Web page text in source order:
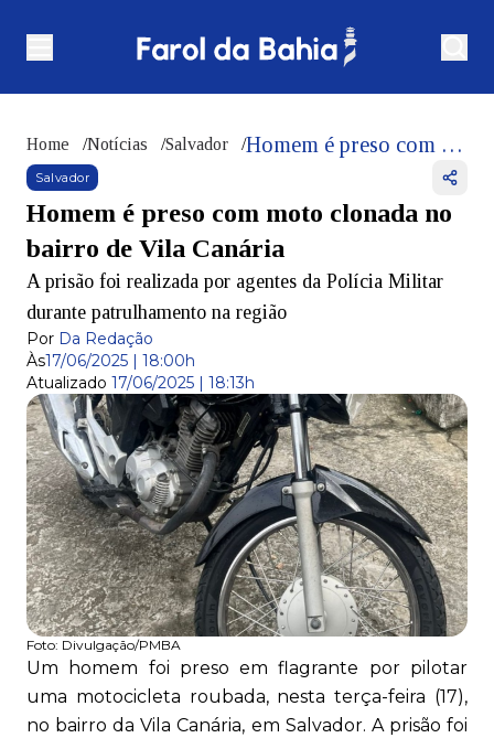
Home /Notícias /Salvador / Homem é preso com moto clonada no bairro de Vila Canária
Salvador
Homem é preso com moto clonada no
bairro de Vila Canária
A prisão foi realizada por agentes da Polícia Militar
durante patrulhamento na região
Por Da Redação
Às17/06/2025 | 18:00h
Atualizado 17/06/2025 | 18:13h
Foto: Divulgação/PMBA
Um homem foi preso em flagrante por pilotar
uma motocicleta roubada, nesta terça-feira (17),
no bairro da Vila Canária, em Salvador. A prisão foi